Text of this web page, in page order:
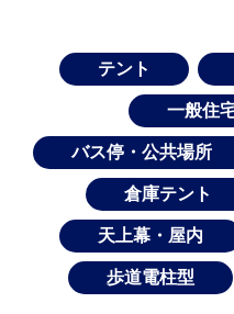
テント
一般住
バス停・公共場所
倉庫テント
天上幕・屋内
歩道電柱型